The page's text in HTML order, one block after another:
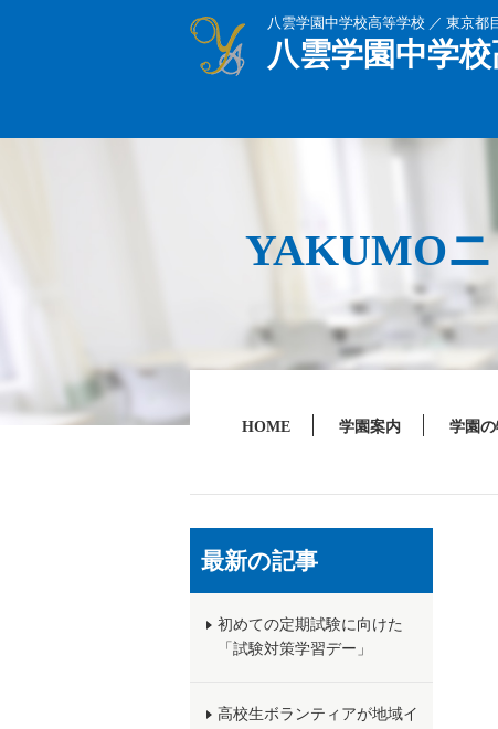
八雲学園中学校高等学校 ／ 東京都
八雲学園中学
YAKUMO
HOME 学園案内 学園
最新の記事
初めての定期試験に向けた
「試験対策学習デー」
高校生ボランティアが地域イ